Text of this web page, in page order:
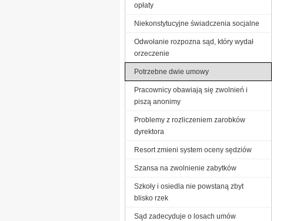
opłaty
Niekonstytucyjne świadczenia socjalne
Odwołanie rozpozna sąd, który wydał
orzeczenie
Potrzebne dwie umowy
Pracownicy obawiają się zwolnień i
piszą anonimy
Problemy z rozliczeniem zarobków
dyrektora
Resort zmieni system oceny sędziów
Szansa na zwolnienie zabytków
Szkoły i osiedla nie powstaną zbyt
blisko rzek
Sąd zadecyduje o losach umów